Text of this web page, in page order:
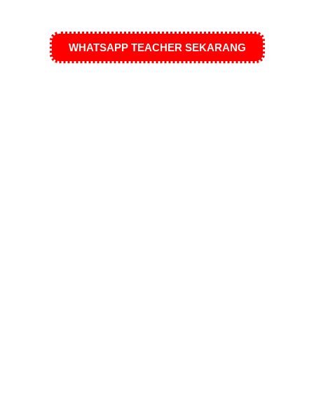
WHATSAPP TEACHER SEKARANG